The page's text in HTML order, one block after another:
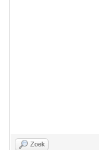
Zoek